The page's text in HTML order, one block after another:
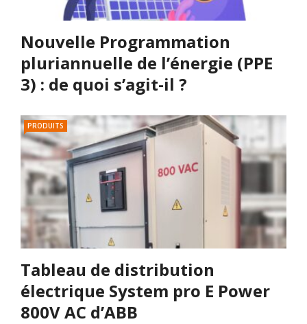
Nouvelle Programmation
pluriannuelle de l’énergie (PPE
3) : de quoi s’agit-il ?
PRODUITS
Tableau de distribution
électrique System pro E Power
800V AC d’ABB